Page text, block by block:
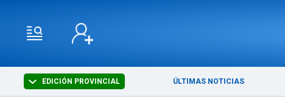
EDICIÓN PROVINCIAL ÚLTIMAS NOTICIAS